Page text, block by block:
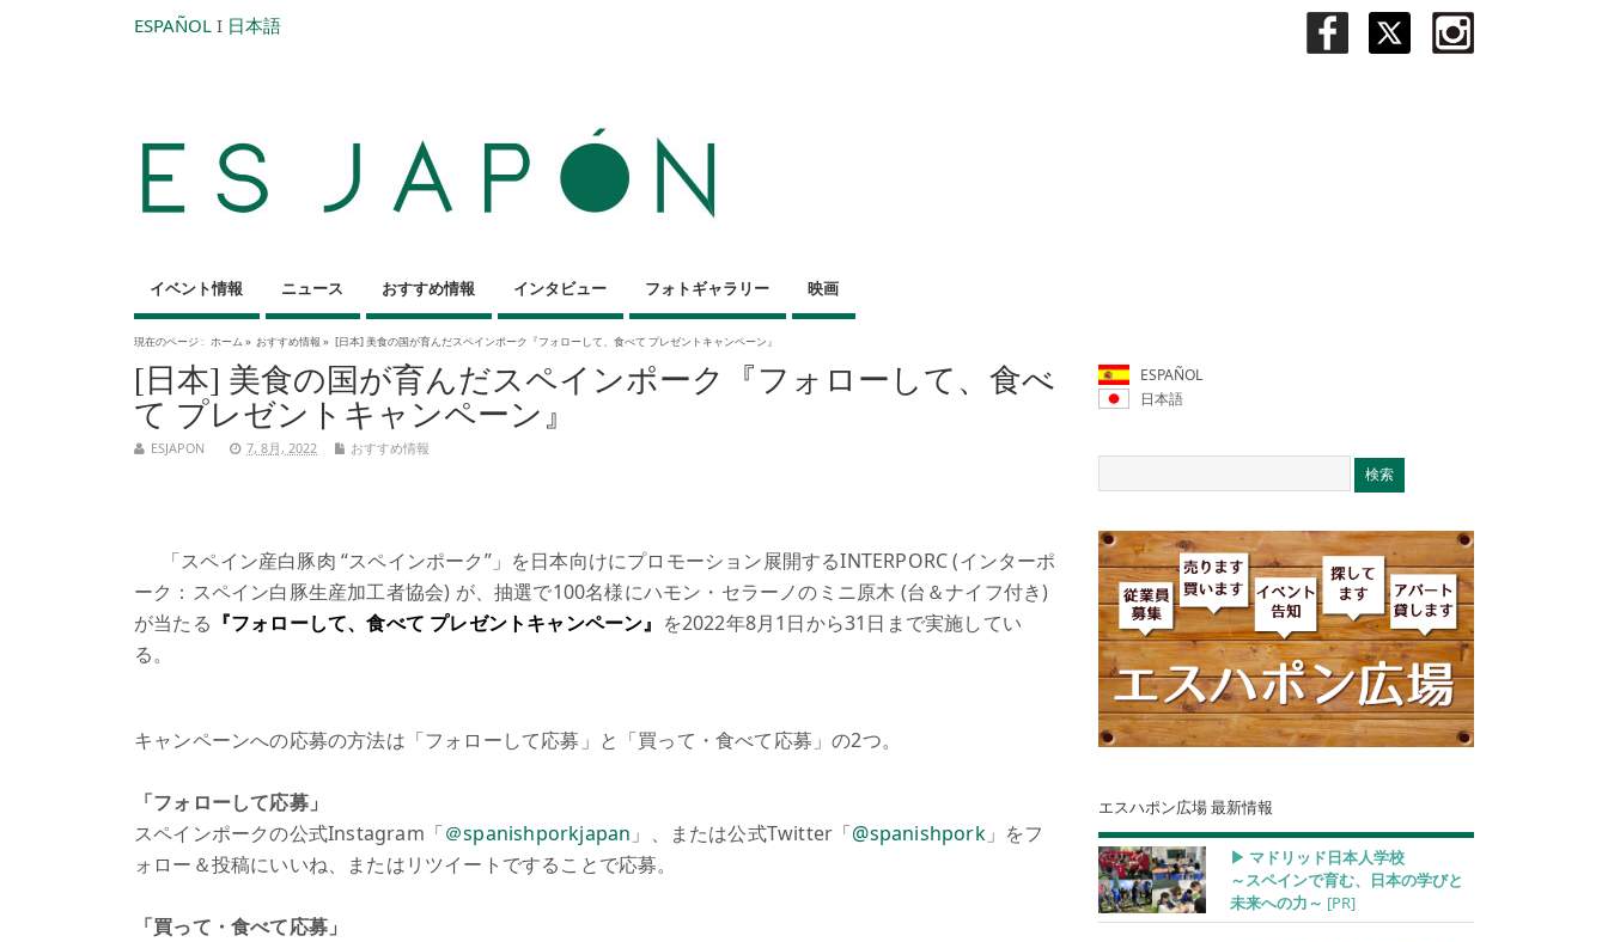
ESPAÑOL I 日本語
イベント情報 ニュース おすすめ情報 インタビュー フォトギャラリー 映画
現在のページ : ホーム » おすすめ情報 » [日本] 美食の国が育んだスペインポーク『フォローして、食べて プレゼントキャンペーン』
[日本] 美食の国が育んだスペインポーク『フォローして、食べ
て プレゼントキャンペーン』
ESJAPON 7, 8月, 2022 おすすめ情報
「スペイン産白豚肉 “スペインポーク”」を日本向けにプロモーション展開するINTERPORC (インターポ
ーク：スペイン白豚生産加工者協会) が、抽選で100名様にハモン・セラーノのミニ原木 (台＆ナイフ付き)
が当たる 『フォローして、食べて プレゼントキャンペーン』 を2022年8月1日から31日まで実施してい
る。
キャンペーンへの応募の方法は「フォローして応募」と「買って・食べて応募」の2つ。
「フォローして応募」
スペインポークの公式Instagram「＠spanishporkjapan 」、または公式Twitter「@spanishpork」をフ
ォロー＆投稿にいいね、またはリツイートですることで応募。
「買って・食べて応募」
ESPAÑOL
日本語
エスハポン広場 最新情報
▶︎ マドリッド日本人学校
～スペインで育む、日本の学びと
未来への力～ [PR]